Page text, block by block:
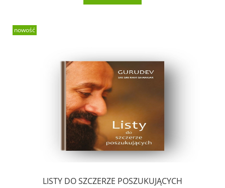
LISTY DO SZCZERZE POSZUKUJĄCYCH
nowość